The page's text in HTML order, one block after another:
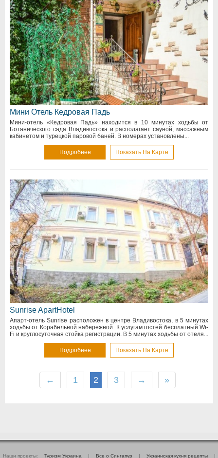
Мини Отель Кедровая Падь
Мини-отель «Кедровая Падь» находится в 10 минутах ходьбы от
Ботанического сада Владивостока и располагает сауной, массажным
кабинетом и турецкой паровой баней. В номерах установлены...
Подробнее Показать На Карте
Sunrise ApartHotel
Апарт-отель Sunrise расположен в центре Владивостока, в 5 минутах
ходьбы от Корабельной набережной. К услугам гостей бесплатный Wi-
Fi и круглосуточная стойка регистрации. В 5 минутах ходьбы от отеля...
Подробнее Показать На Карте
← 1 2 3 → »
Наши проекты: Туризм Украина Все о Cингапур Украинская кухня рецепты